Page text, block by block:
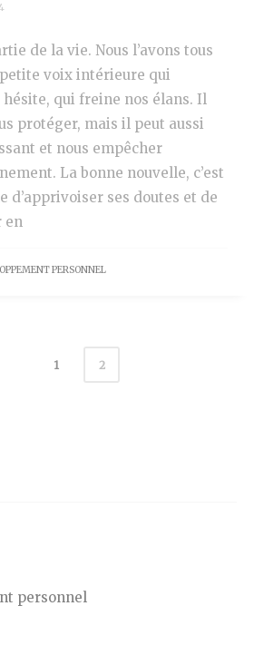
de la vie. Nous l’avons tous
voix intérieure qui
qui freine nos élans. Il
protéger, mais il peut aussi
et nous empêcher
La bonne nouvelle, c’est
d’apprivoiser ses doutes et de
en
PERSONNEL
1 2
personnel